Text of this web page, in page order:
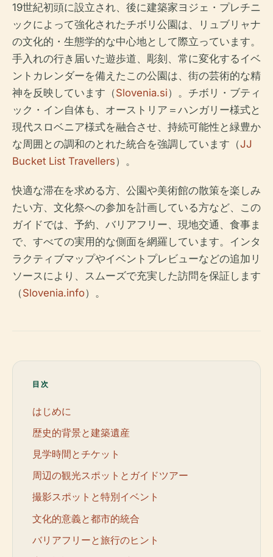
19世紀初頭に設立され、後に建築家ヨジェ・プレチニ
ックによって強化されたチボリ公園は、リュブリャナ
の文化的・生態学的な中心地として際立っています。
手入れの行き届いた遊歩道、彫刻、常に変化するイベ
ントカレンダーを備えたこの公園は、街の芸術的な精
神を反映しています（Slovenia.si）。チボリ・ブティ
ック・イン自体も、オーストリア＝ハンガリー様式と
現代スロベニア様式を融合させ、持続可能性と緑豊か
な周囲との調和のとれた統合を強調しています（JJ
Bucket List Travellers）。
快適な滞在を求める方、公園や美術館の散策を楽しみ
たい方、文化祭への参加を計画している方など、この
ガイドでは、予約、バリアフリー、現地交通、食事ま
で、すべての実用的な側面を網羅しています。インタ
ラクティブマップやイベントプレビューなどの追加リ
ソースにより、スムーズで充実した訪問を保証します
（Slovenia.info）。
目次
はじめに
歴史的背景と建築遺産
見学時間とチケット
周辺の観光スポットとガイドツアー
撮影スポットと特別イベント
文化的意義と都市的統合
バリアフリーと旅行のヒント